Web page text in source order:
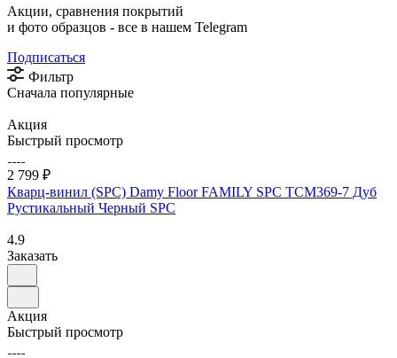
Акции, сравнения покрытий
и фото образцов - все в нашем Telegram
Подписаться
Фильтр
Сначала популярные
Акция
Быстрый просмотр
2 799 ₽
Кварц-винил (SPC) Damy Floor FAMILY SPC TCM369-7 Дуб
Рустикальный Черный SPC
4.9
Заказать
Акция
Быстрый просмотр